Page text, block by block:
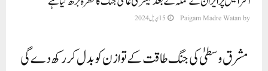
by
Paigam Madre Watan 15 اپریل 2024
مشرق وسطیٰ کی جنگ طاقت کے توازن کو بدل کر رکھ دے گی